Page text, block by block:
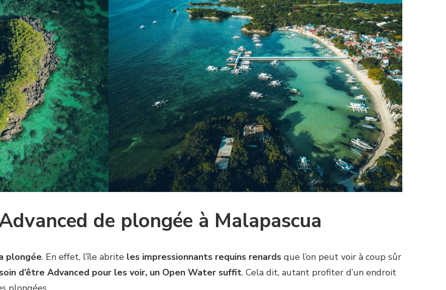
de plongée à Malapascua
plongée. En effet, l’île abrite les impressionnants requins renards que l’on peut voir à coup sûr
d’être Advanced pour les voir, un Open Water suffit. Cela dit, autant profiter d’un endroit